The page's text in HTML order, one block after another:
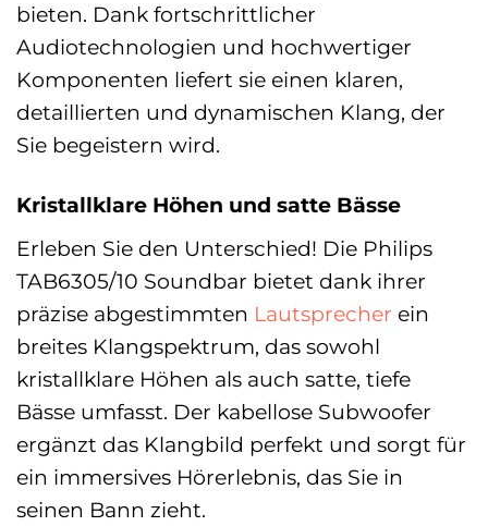
bieten. Dank fortschrittlicher
Audiotechnologien und hochwertiger
Komponenten liefert sie einen klaren,
detaillierten und dynamischen Klang, der
Sie begeistern wird.
Kristallklare Höhen und satte Bässe
Erleben Sie den Unterschied! Die Philips
TAB6305/10 Soundbar bietet dank ihrer
präzise abgestimmten Lautsprecher ein
breites Klangspektrum, das sowohl
kristallklare Höhen als auch satte, tiefe
Bässe umfasst. Der kabellose Subwoofer
ergänzt das Klangbild perfekt und sorgt für
ein immersives Hörerlebnis, das Sie in
seinen Bann zieht.